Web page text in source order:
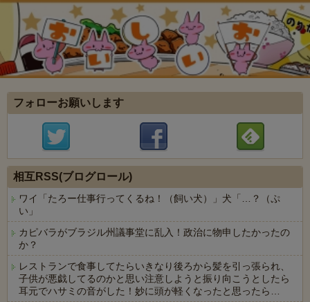
フォローお願いします
相互RSS(ブログロール)
ワイ「たろー仕事行ってくるね！（飼い犬）」犬「…？（ぷ
い」
カピバラがブラジル州議事堂に乱入！政治に物申したかったの
か？
レストランで食事してたらいきなり後ろから髪を引っ張られ、
子供が悪戯してるのかと思い注意しようと振り向こうとしたら
耳元でハサミの音がした！妙に頭が軽くなったと思ったら…